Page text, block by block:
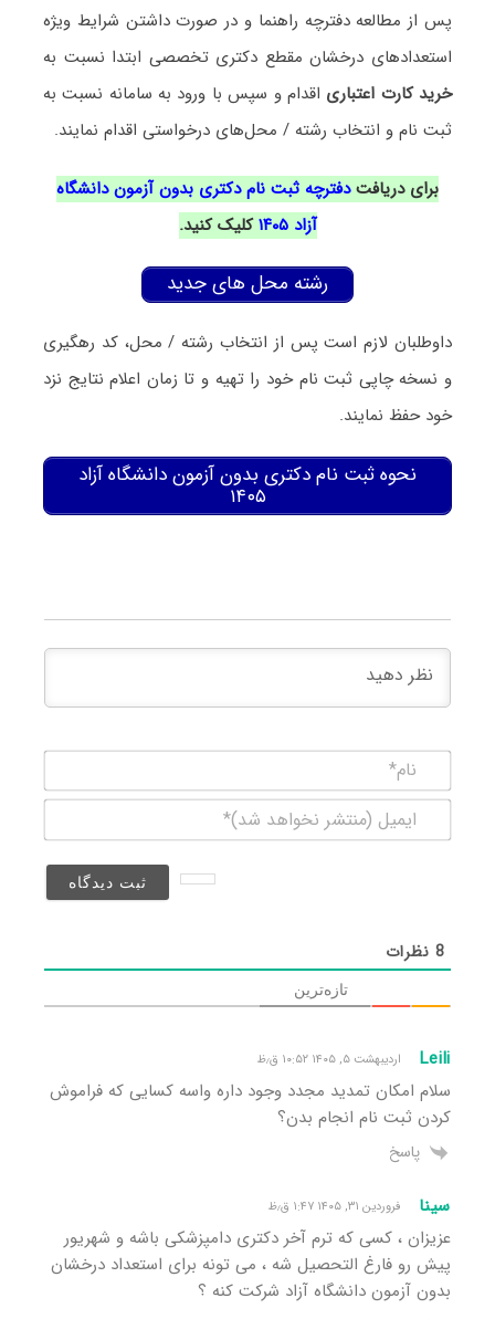
پس از مطالعه دفترچه راهنما و در صورت داشتن شرایط ویژه
استعدادهای درخشان مقطع دکتری تخصصی ابتدا نسبت به
خرید کارت اعتباری اقدام و سپس با ورود به سامانه نسبت به
ثبت نام و انتخاب رشته / محل‌های درخواستی اقدام نمایند.
برای دریافتدفترچه ثبت نام دکتری بدون آزمون دانشگاه
آزاد ۱۴۰۵
کلیک کنید.
رشته محل های جدید
داوطلبان لازم است پس از انتخاب رشته / محل، کد رهگیری
و نسخه چاپی ثبت نام خود را تهیه و تا زمان اعلام نتایج نزد
خود حفظ نمایند.
نحوه ثبت نام دکتری بدون آزمون دانشگاه آزاد
۱۴۰۵
(منتشر
8نظرات
تازه‌ترین
Leili اردیبهشت ۵, ۱۴۰۵ ۱۰:۵۲ ق٫ظ
سلام امکان تمدید مجدد وجود داره واسه کسایی که فراموش
کردن ثبت نام انجام بدن؟
پاسخ
سینا فروردین ۳۱, ۱۴۰۵ ۱:۴۷ ق٫ظ
عزیزان ، کسی که ترم آخر دکتری دامپزشکی باشه و شهریور
پیش رو فارغ التحصیل شه ، می تونه برای استعداد درخشان
بدون آزمون دانشگاه آزاد شرکت کنه ؟